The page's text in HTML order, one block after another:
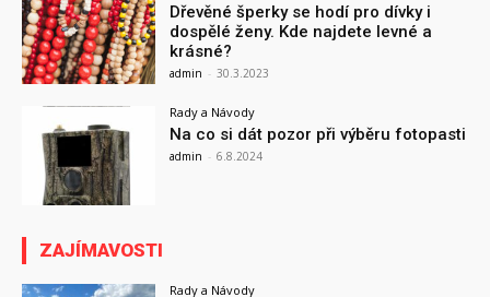
Dřevěné šperky se hodí pro dívky i
dospělé ženy. Kde najdete levné a
krásné?
admin - 30.3.2023
Rady a Návody
Na co si dát pozor při výběru fotopasti
admin - 6.8.2024
ZAJÍMAVOSTI
Rady a Návody